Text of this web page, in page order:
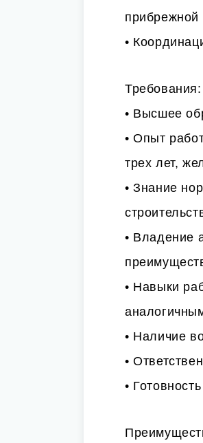
прибрежной
•
Требования:
• Высшее
• Опыт
трех лет,
• Знание
• Владение
• Навыки
• Наличие
•
•